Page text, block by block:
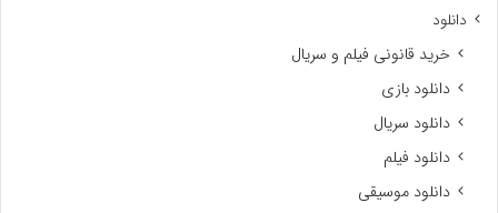
دانلود
خرید قانونی فیلم و سریال
دانلود بازی
دانلود سریال
دانلود فیلم
دانلود موسیقی